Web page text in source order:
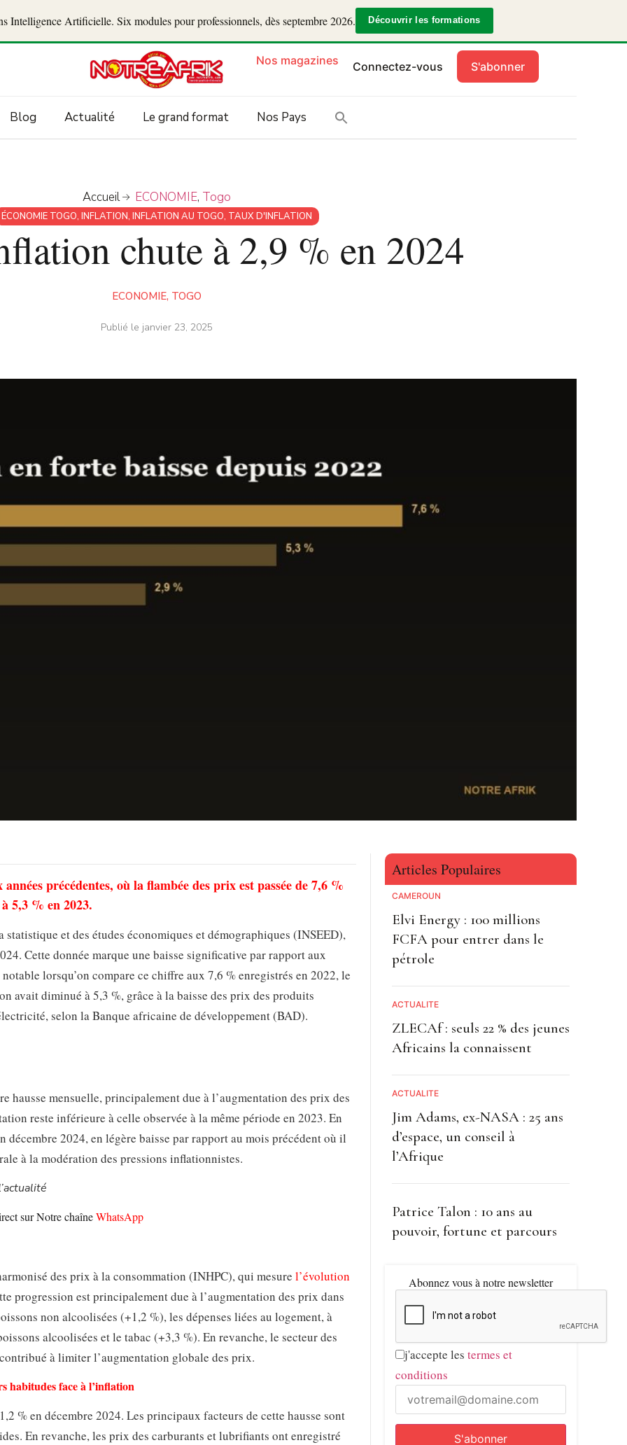
Intelligence Artificielle. Six modules pour professionnels, dès septembre 2026. Découvrir les formations
Nos magazines Connectez-vous S'abonner
Blog Actualité Le grand format Nos Pays
Accueil ECONOMIE, Togo
ÉCONOMIE TOGO, INFLATION, INFLATION AU TOGO, TAUX D'INFLATION
chute à 2,9 % en 2024
ECONOMIE, TOGO
Publié le janvier 23, 2025
précédentes, où la flambée des prix est passée de 7,6 %
5,3 % en 2023.
et des études économiques et démographiques (INSEED),
Cette donnée marque une baisse significative par rapport aux
lorsqu’on compare ce chiffre aux 7,6 % enregistrés en 2022, le
avait diminué à 5,3 %, grâce à la baisse des prix des produits
selon la Banque africaine de développement (BAD).
hausse mensuelle, principalement due à l’augmentation des prix des
reste inférieure à celle observée à la même période en 2023. En
décembre 2024, en légère baisse par rapport au mois précédent où il
à la modération des pressions inflationnistes.
sur Notre chaîneWhatsApp
des prix à la consommation (INHPC), qui mesure l’évolution
progression est principalement due à l’augmentation des prix dans
non alcoolisées (+1,2 %), les dépenses liées au logement, à
alcoolisées et le tabac (+3,3 %). En revanche, le secteur des
à limiter l’augmentation globale des prix.
habitudes face à l’inflation
% en décembre 2024. Les principaux facteurs de cette hausse sont
En revanche, les prix des carburants et lubrifiants ont enregistré
Articles Populaires
CAMEROUN
Elvi Energy : 100 millions
FCFA pour entrer dans le
pétrole
ACTUALITE
ZLECAf : seuls 22 % des jeunes
Africains la connaissent
ACTUALITE
Jim Adams, ex-NASA : 25 ans
d’espace, un conseil à
l’Afrique
Patrice Talon : 10 ans au
pouvoir, fortune et parcours
Abonnez vous à notre newsletter
j'accepte les termes et
conditions